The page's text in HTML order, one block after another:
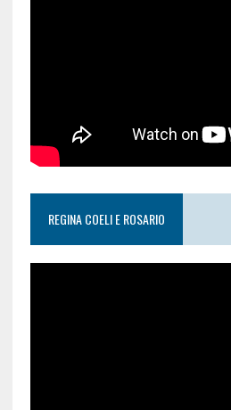
REGINA COELI E ROSARIO